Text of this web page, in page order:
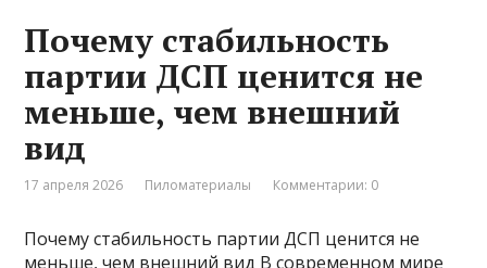
Почему стабильность
партии ДСП ценится не
меньше, чем внешний
вид
17 апреля 2026 Пиломатериалы Комментарии: 0
Почему стабильность партии ДСП ценится не
меньше, чем внешний вид В современном мире